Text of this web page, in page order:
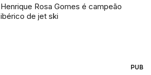
Henrique Rosa Gomes é campeão
ibérico de jet ski
PUB